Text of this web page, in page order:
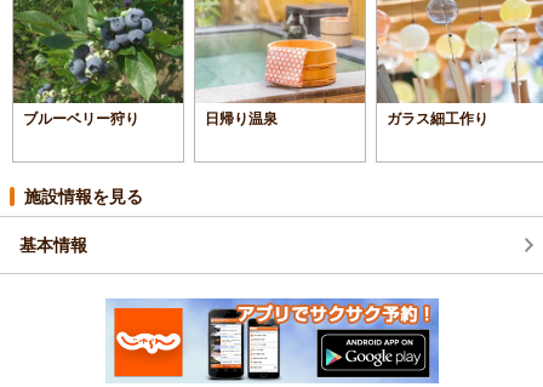
ブルーベリー狩り 日帰り温泉 ガラス細工作り
施設情報を見る
基本情報